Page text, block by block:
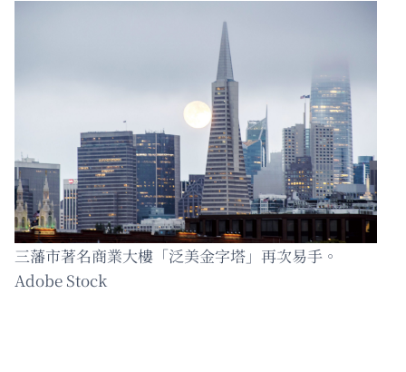
三藩市著名商業大樓「泛美金字塔」再次易手。
Adobe Stock